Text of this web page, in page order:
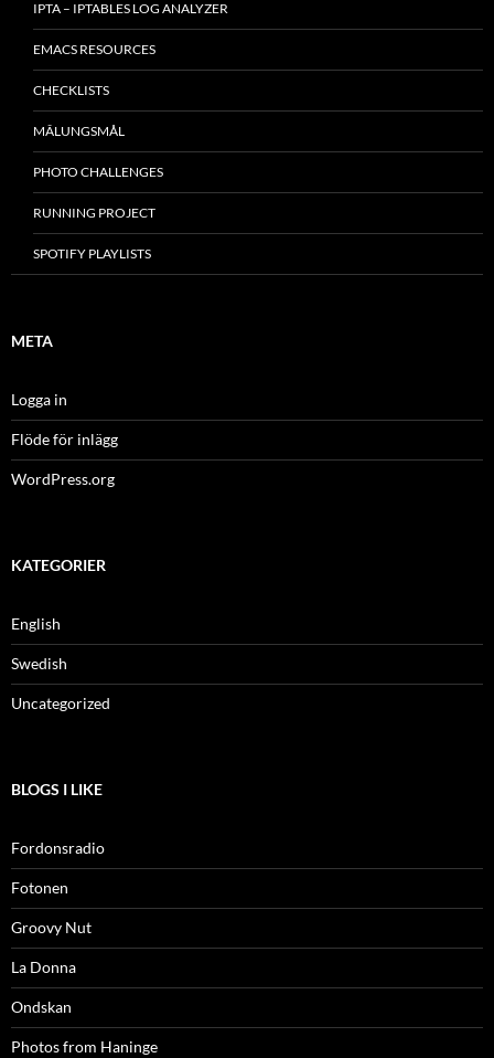
IPTA – IPTABLES LOG ANALYZER
EMACS RESOURCES
CHECKLISTS
MÂLUNGSMÅL
PHOTO CHALLENGES
RUNNING PROJECT
SPOTIFY PLAYLISTS
META
Logga in
Flöde för inlägg
WordPress.org
KATEGORIER
English
Swedish
Uncategorized
BLOGS I LIKE
Fordonsradio
Fotonen
Groovy Nut
La Donna
Ondskan
Photos from Haninge